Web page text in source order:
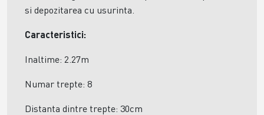
si depozitarea cu usurinta.
Caracteristici:
Inaltime: 2.27m
Numar trepte: 8
Distanta dintre trepte: 30cm